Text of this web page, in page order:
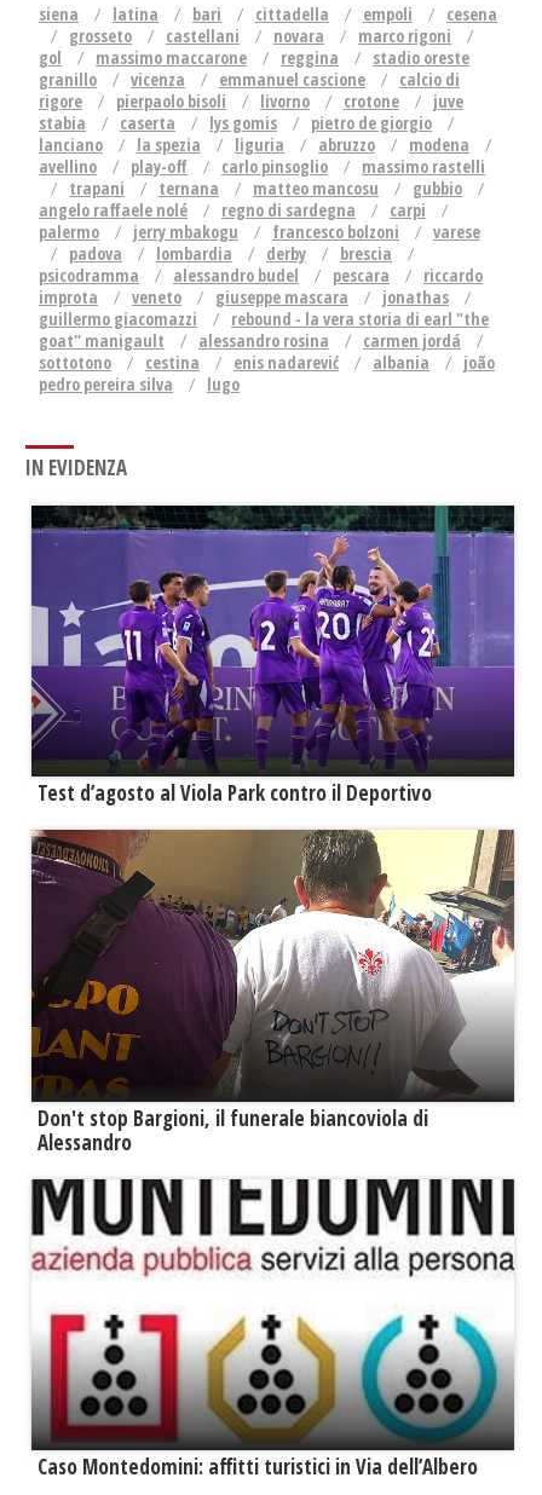
siena latina bari cittadella empoli
cesena
grosseto
castellani novara
marco rigoni
gol
massimo maccarone reggina
stadio oreste
granillo
vicenza emmanuel cascione
calcio di
rigore
pierpaolo bisoli livorno crotone
juve
stabia
caserta lys gomis
pietro de giorgio
lanciano
la spezia liguria abruzzo
modena
avellino
play-off carlo pinsoglio
massimo rastelli
trapani
ternana matteo mancosu
gubbio
angelo raffaele nolé
regno di sardegna
carpi
palermo
jerry mbakogu francesco bolzoni
varese
padova
lombardia derby
brescia
psicodramma
alessandro budel pescara
riccardo
improta
veneto giuseppe mascara
jonathas
guillermo giacomazzi
rebound - la vera storia di earl "the
goat" manigault
alessandro rosina
carmen jordá
sottotono
cestina enis nadarević albania
joão
pedro pereira silva
lugo
IN EVIDENZA
Test d’agosto al Viola Park contro il Deportivo
Don't stop Bargioni, il funerale biancoviola di
Alessandro
Caso Montedomini: affitti turistici in Via dell’Albero